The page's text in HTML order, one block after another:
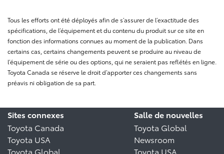
Tous les efforts ont été déployés afin de s’assurer de l’exactitude des
spécifications, de l’équipement et du contenu du produit sur ce site en
fonction des informations connues au moment de la publication. Dans
certains cas, certains changements peuvent se produire au niveau de
l’équipement de série ou des options, qui ne seraient pas reflétés en ligne.
Toyota Canada se réserve le droit d’apporter ces changements sans
préavis ni obligation de sa part.
Sites connexes
Toyota Canada
Toyota USA
Toyota Global
Salle de nouvelles
Toyota Global
Newsroom
Toyota USA